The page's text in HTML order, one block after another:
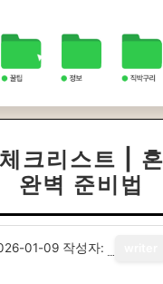
크리스트 |
완벽 준비법
01-09 작성자: